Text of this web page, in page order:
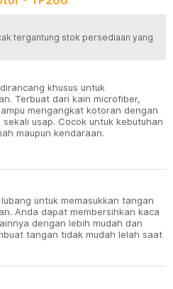
tergantung stok persediaan yang
khusus untuk
Terbuat dari kain microfiber,
mengangkat kotoran dengan
usap. Cocok untuk kebutuhan
maupun kendaraan.
untuk memasukkan tangan
Anda dapat membersihkan kaca
dengan lebih mudah dan
tangan tidak mudah lelah saat